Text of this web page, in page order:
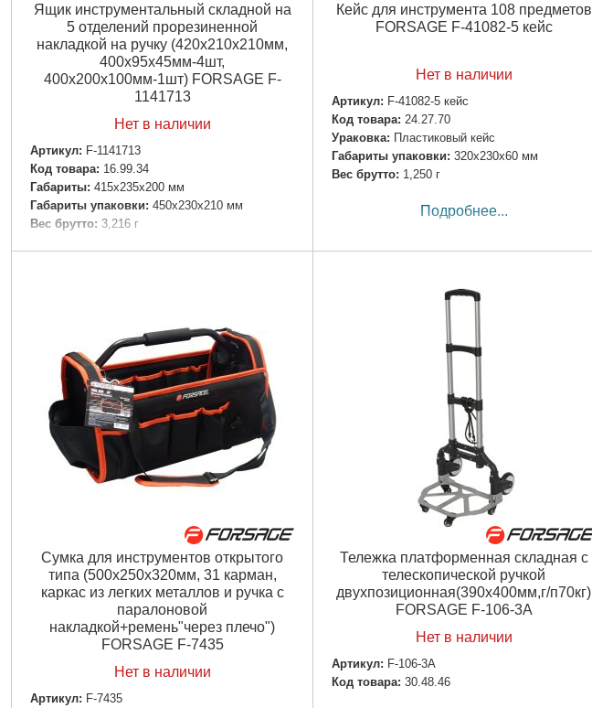
Ящик инструментальный складной на
5 отделений прорезиненной
накладкой на ручку (420х210х210мм,
400х95х45мм-4шт,
400х200х100мм-1шт) FORSAGE F-
1141713
Нет в наличии
Артикул: F-1141713
Код товара: 16.99.34
Габариты: 415х235х200 мм
Габариты упаковки: 450x230x210 мм
Вес брутто: 3,216 г
Кейс для инструмента 108 предметов
FORSAGE F-41082-5 кейс
Нет в наличии
Артикул: F-41082-5 кейс
Код товара: 24.27.70
Ураковка: Пластиковый кейс
Габариты упаковки: 320x230x60 мм
Вес брутто: 1,250 г
Подробнее...
Сумка для инструментов открытого
типа (500х250х320мм, 31 карман,
каркас из легких металлов и ручка с
паралоновой
накладкой+ремень"через плечо")
FORSAGE F-7435
Нет в наличии
Артикул: F-7435
Тележка платформенная складная с
телескопической ручкой
двухпозиционная(390х400мм,г/п70кг)
FORSAGE F-106-3A
Нет в наличии
Артикул: F-106-3A
Код товара: 30.48.46